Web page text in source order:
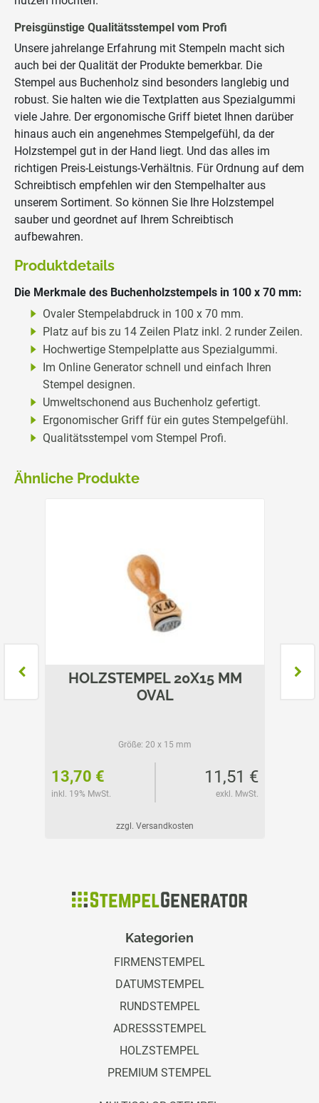
Preisgünstige Qualitätsstempel vom Profi
Unsere jahrelange Erfahrung mit Stempeln macht sich
auch bei der Qualität der Produkte bemerkbar. Die
Stempel aus Buchenholz sind besonders langlebig und
robust. Sie halten wie die Textplatten aus Spezialgummi
viele Jahre. Der ergonomische Griff bietet Ihnen darüber
hinaus auch ein angenehmes Stempelgefühl, da der
Holzstempel gut in der Hand liegt. Und das alles im
richtigen Preis-Leistungs-Verhältnis. Für Ordnung auf dem
Schreibtisch empfehlen wir den Stempelhalter aus
unserem Sortiment. So können Sie Ihre Holzstempel
sauber und geordnet auf Ihrem Schreibtisch
aufbewahren.
Produktdetails
Die Merkmale des Buchenholzstempels in 100 x 70 mm:
Ovaler Stempelabdruck in 100 x 70 mm.
Platz auf bis zu 14 Zeilen Platz inkl. 2 runder Zeilen.
Hochwertige Stempelplatte aus Spezialgummi.
Im Online Generator schnell und einfach Ihren
Stempel designen.
Umweltschonend aus Buchenholz gefertigt.
Ergonomischer Griff für ein gutes Stempelgefühl.
Qualitätsstempel vom Stempel Profi.
Ähnliche Produkte
HOLZSTEMPEL 20X15 MM
OVAL
Größe: 20 x 15 mm
13,70 €
inkl. 19% MwSt.
11,51 €
exkl. MwSt.
zzgl. Versandkosten
Kategorien
FIRMENSTEMPEL
DATUMSTEMPEL
RUNDSTEMPEL
ADRESSSTEMPEL
HOLZSTEMPEL
PREMIUM STEMPEL